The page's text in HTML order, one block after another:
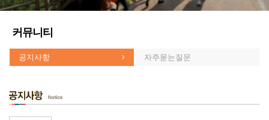
커뮤니티
공지사항 자주묻는질문